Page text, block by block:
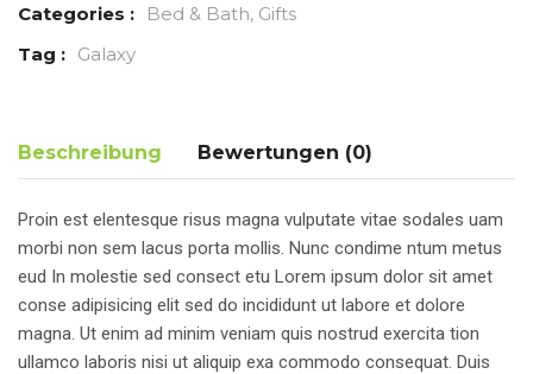
Categories : Bed & Bath, Gifts
Tag : Galaxy
Beschreibung Bewertungen (0)
Proin est elentesque risus magna vulputate vitae sodales uam
morbi non sem lacus porta mollis. Nunc condime ntum metus
eud In molestie sed consect etu Lorem ipsum dolor sit amet
conse adipisicing elit sed do incididunt ut labore et dolore
magna. Ut enim ad minim veniam quis nostrud exercita tion
ullamco laboris nisi ut aliquip exa commodo consequat. Duis